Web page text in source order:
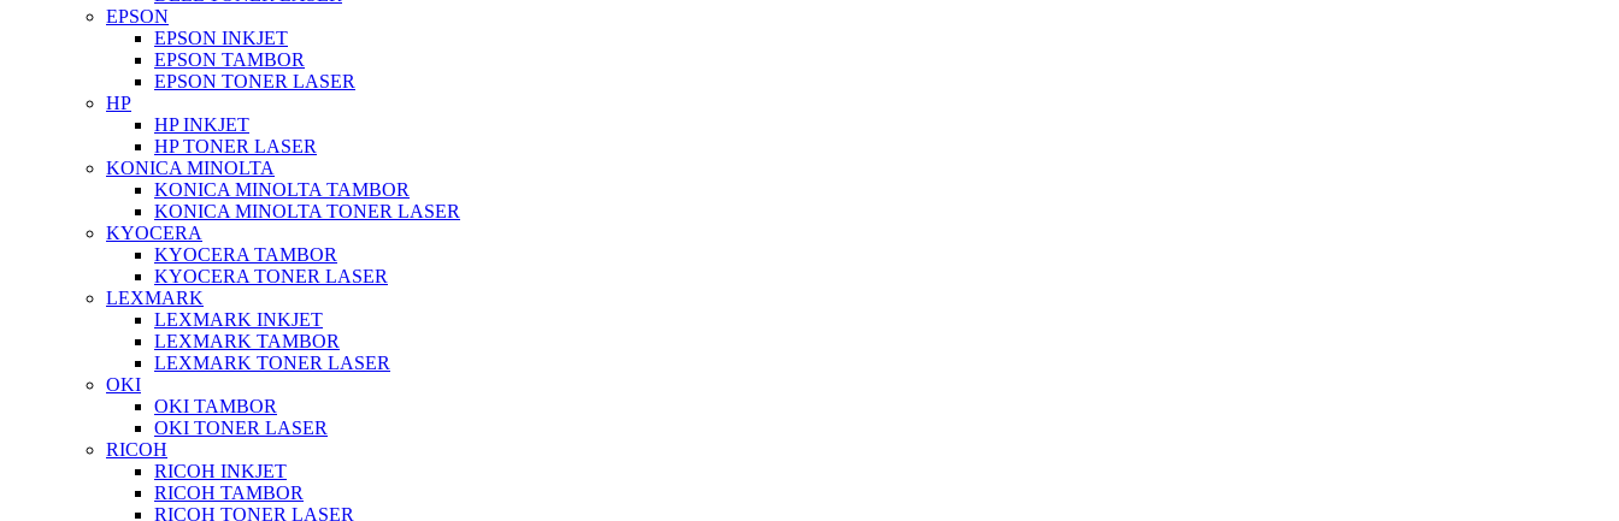
EPSON
EPSON INKJET
EPSON TAMBOR
EPSON TONER LASER
HP
HP INKJET
HP TONER LASER
KONICA MINOLTA
KONICA MINOLTA TAMBOR
KONICA MINOLTA TONER LASER
KYOCERA
KYOCERA TAMBOR
KYOCERA TONER LASER
LEXMARK
LEXMARK INKJET
LEXMARK TAMBOR
LEXMARK TONER LASER
OKI
OKI TAMBOR
OKI TONER LASER
RICOH
RICOH INKJET
RICOH TAMBOR
RICOH TONER LASER